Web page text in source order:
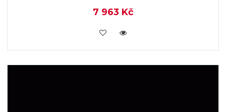
7 963 Kč
KOUPIT